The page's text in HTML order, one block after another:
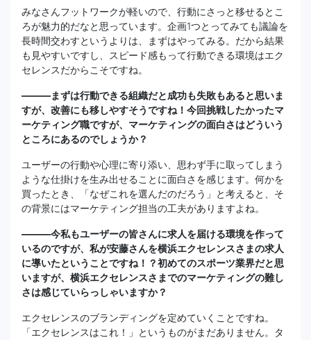
みなさんフットワークが軽いので、行動にさっと移せるとこ
ろが魅力的だなと思っています。企画1つとってみても議論を
長時間交わすというよりは、まずはやってみる。だから結果
も見やすいですし、スピード感もって行動できる環境はエク
セレンスだからこそですね。
―――まずは行動できる組織だと成功も失敗もあると思いま
すが、改善にも移しやすそうですね！今回挑戦したかったマ
ーケティング職ですが、マーケティングの面白さはどういう
ところにあるのでしょうか？
ユーザーの行動や心理に寄り添い、思わず手に取ってしまう
ような仕掛けを生み出せることに面白さを感じます。何かを
買ったとき、「なぜこれを選んだのだろう」と考えると、そ
の背景にはマーケティング担当の工夫がありますよね。
―――今私もユーザーの皆さんに求人を届ける環境を作って
いるのですが、私が安藤さんを横浜エクセレンスさまの求人
に導いたということですね！？初めてのスポーツ業界だと思
いますが、横浜エクセレンスさまでのマーケティングの難し
さは感じていらっしゃいますか？
エクセレンスのブランディングを定めていくことですね。
「エクセレンスはこれ！」というものがまだありません。タ